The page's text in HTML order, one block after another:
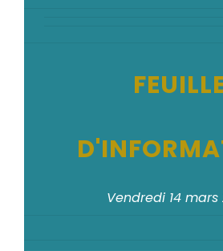
Vendredi 14 mars